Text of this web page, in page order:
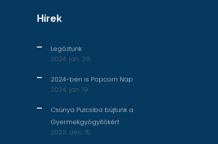
Hírek
Legóztunk
2024. jan. 29.
2024-ben is Popcorn Nap
2024. jan. 19.
Csúnya Pulcsiba bújtunk a
Gyermekgyógyítókért
2023. dec. 15.